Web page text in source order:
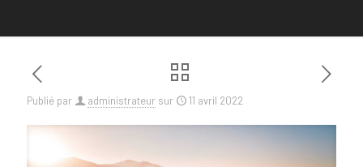
Publié par administrateur sur 11 avril 2022